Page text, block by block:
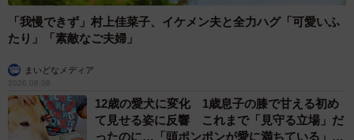
「我慢できず」村上佳菜子、イケメン夫と全力ハグ「可愛いふ
たり」「素敵なご夫婦」
まいどなメディア
2026.08.08
12歳の愛犬に変化 1歳息子の膝で甘える初め
て見せる姿に反響 これまで「見守る立場」だ
ったのに…「頭ポンポンが愛に満ちている」